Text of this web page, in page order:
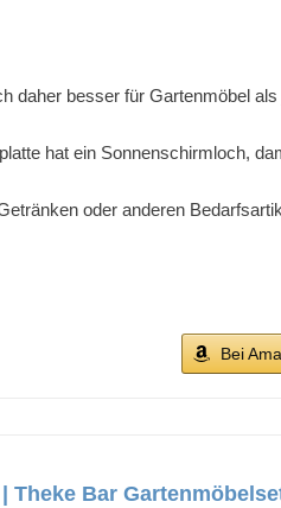
daher besser für Gartenmöbel
hat ein Sonnenschirmloch,
oder anderen
Bei
Theke Bar